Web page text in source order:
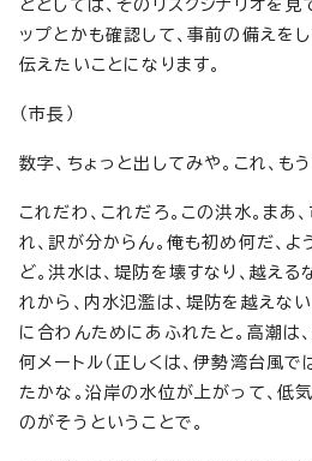
ととしては、そのリスクシナリオを
ップとかも確認して、事前の備えを
伝えたいことになります。
（市長）
数字、ちょっと出してみや。これ、もう
これだわ、これだろ。この洪水。まあ
れ、訳が分からん。俺も初め何だ、
ど。洪水は、堤防を壊すなり、越える
れから、内水氾濫は、堤防を越えな
に合わんためにあふれたと。高潮は
何メートル（正しくは、伊勢湾台風
たかな。沿岸の水位が上がって、低
のがそうということで。